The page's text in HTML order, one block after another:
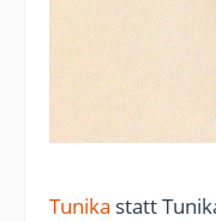
Tunika statt